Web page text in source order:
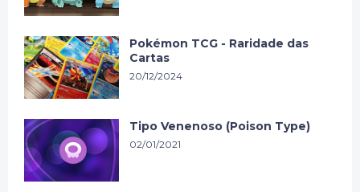
Pokémon TCG - Raridade das
Cartas
20/12/2024
Tipo Venenoso (Poison Type)
02/01/2021